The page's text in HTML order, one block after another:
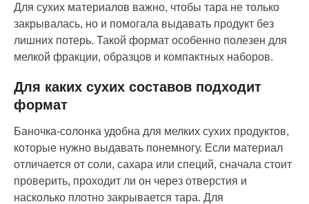
Для сухих материалов важно, чтобы тара не только
закрывалась, но и помогала выдавать продукт без
лишних потерь. Такой формат особенно полезен для
мелкой фракции, образцов и компактных наборов.
Для каких сухих составов подходит
формат
Баночка-солонка удобна для мелких сухих продуктов,
которые нужно выдавать понемногу. Если материал
отличается от соли, сахара или специй, сначала стоит
проверить, проходит ли он через отверстия и
насколько плотно закрывается тара. Для